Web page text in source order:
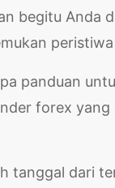
begitu Anda
panduan
forex
tanggal dari